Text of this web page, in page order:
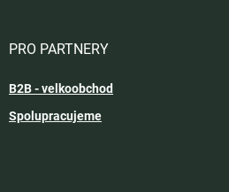
PRO PARTNERY
B2B - velkoobchod
Spolupracujeme